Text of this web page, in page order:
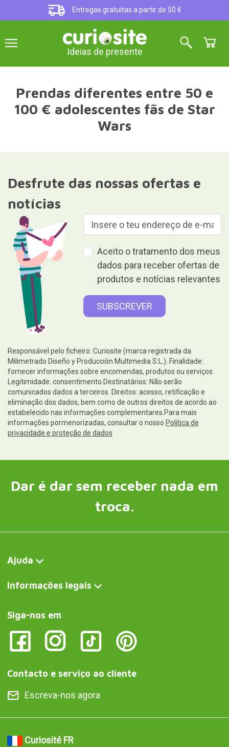
Entregas gratuitas a partir de 50 €
Ideias de presente
Prendas diferentes entre 50 e
100 € adolescentes fãs de Star
Wars
Desfrute das nossas ofertas e
notícias
Aceito o tratamento dos meus
dados para receber ofertas de
produtos e notícias relevantes
Responsável pelo ficheiro: Curiosite (marca registrada da
Milimetrado Diseño y Producción Multimedia S.L.). Finalidade:
fornecer informações sobre encomendas, produtos ou serviços.
Legitimidade: consentimento.Destinatários: Não serão
comunicados dados a terceiros. Direitos: acesso, retificação e
eliminação dos dados, bem como de outros direitos de acordo ao
estabelecido nas informações complementares.Para mais
informações pormenorizadas, consultar o nosso Política de
privacidade e proteção de dados
Dar é dar sem receber nada em
troca.
Ajuda
Informações legais
Siga-nos em
Contacto e serviço ao cliente
Escreva-nos agora
Curiosité FR